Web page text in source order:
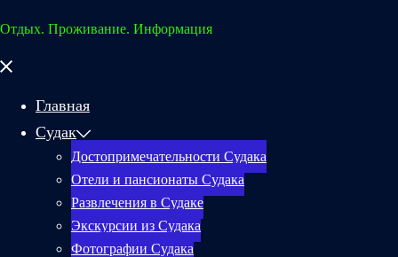
Отдых. Проживание. Информация
Закрыть
Главная
Судак
Достопримечательности Судака
Отели и пансионаты Судака
Развлечения в Судаке
Экскурсии из Судака
Фотографии Судака